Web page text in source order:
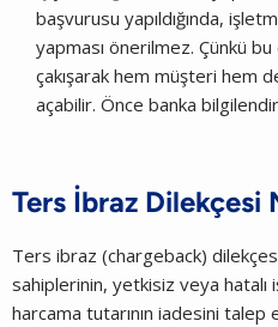
başvurusu yapıldığında,
yapması önerilmez. Çünkü
çakışarak hem müşteri hem
açabilir. Önce banka
Ters İbraz Dilekçesi
Ters ibraz (chargeback)
sahiplerinin, yetkisiz veya
harcama tutarının iadesini talep